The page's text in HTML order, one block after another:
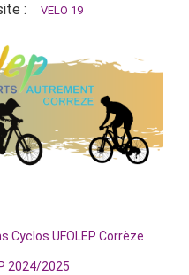
:
VELO 19
UFOLEP Corrèze
2024/2025